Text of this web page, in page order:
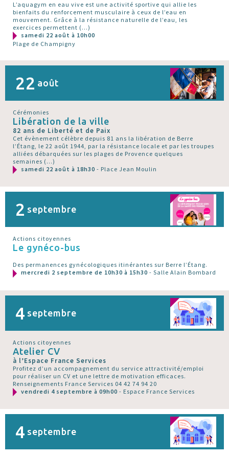
L’aquagym en eau vive est une activité sportive qui allie les
bienfaits du renforcement musculaire à ceux de l’eau en
mouvement. Grâce à la résistance naturelle de l’eau, les
exercices permettent (…)
samedi 22 août à 10h00
Plage de Champigny
22 août
Cérémonies
Libération de la ville
82 ans de Liberté et de Paix
Cet évènement célèbre depuis 81 ans la libération de Berre
l’Étang, le 22 août 1944, par la résistance locale et par les troupes
alliées débarquées sur les plages de Provence quelques
semaines (…)
samedi 22 août à 18h30 - Place Jean Moulin
2 septembre
Actions citoyennes
Le gynéco-bus
Des permanences gynécologiques itinérantes sur Berre l’Étang.
mercredi 2 septembre de 10h30 à 15h30 - Salle Alain Bombard
4 septembre
Actions citoyennes
Atelier CV
à l’Espace France Services
Profitez d’un accompagnement du service attractivité/emploi
pour réaliser un CV et une lettre de motivation efficaces.
Renseignements France Services 04 42 74 94 20
vendredi 4 septembre à 09h00 - Espace France Services
4 septembre